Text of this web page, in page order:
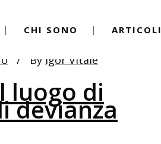
CHI SONO ARTICOLI
By Igor Vitale
luogo di
devianza